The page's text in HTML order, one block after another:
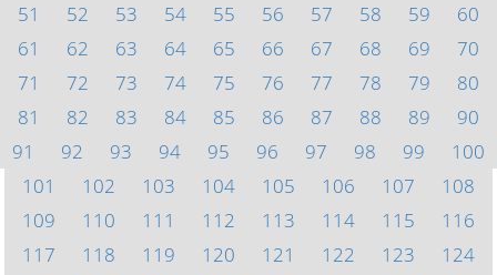
51
52 53 54 55 56 57 58 59
60
61
62 63 64 65 66 67 68 69
70
71
72 73 74 75 76 77 78 79
80
81
82 83 84 85 86 87 88 89
90
91
92 93 94 95 96 97 98 99
100
101
102 103 104 105 106 107
108
109
110 111 112 113 114 115
116
117
118 119 120 121 122 123
124